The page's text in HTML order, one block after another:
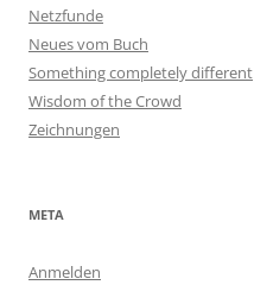
Netzfunde
Neues vom Buch
Something completely different
Wisdom of the Crowd
Zeichnungen
META
Anmelden